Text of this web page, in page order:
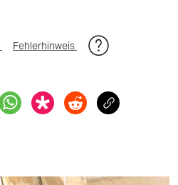
Fehlerhinweis